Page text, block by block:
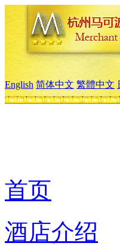
English 简体中文 繁體中文
首页
酒店介绍